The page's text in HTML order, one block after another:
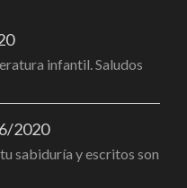
infantil. Saludos
2020
sabiduría y escritos son